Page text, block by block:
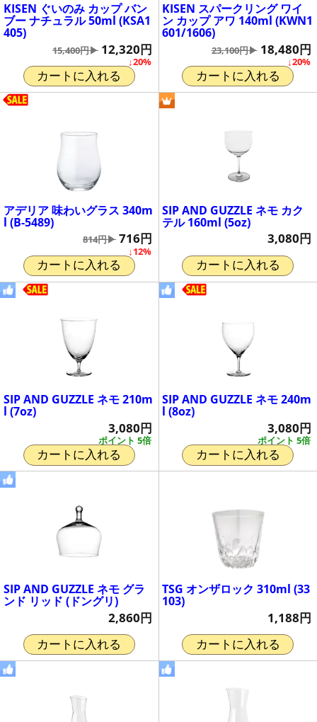
KISEN ぐいのみ カップ バン
ブー ナチュラル 50ml (KSA1
405)
↓20%
15,400円▶ 12,320円
カートに入れる
KISEN スパークリング ワイ
ン カップ アワ 140ml (KWN1
601/1606)
↓20%
23,100円▶ 18,480円
カートに入れる
アデリア 味わいグラス 340m
l (B-5489)
↓12%
814円▶ 716円
カートに入れる
SIP AND GUZZLE ネモ カク
テル 160ml (5oz)
3,080円
カートに入れる
SIP AND GUZZLE ネモ 210m
l (7oz)
ポイント 5倍
3,080円
カートに入れる
SIP AND GUZZLE ネモ 240m
l (8oz)
ポイント 5倍
3,080円
カートに入れる
SIP AND GUZZLE ネモ グラ
ンド リッド (ドングリ)
2,860円
カートに入れる
TSG オンザロック 310ml (33
103)
1,188円
カートに入れる